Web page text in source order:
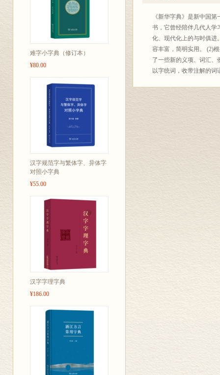
难字小字典（修订本）
¥80.00
汉字规范字与繁体字、异体字
对照小字典
¥55.00
汉字字理字典
¥186.00
《新华字典》是新中国
书，它曾经陪伴几代人学
化、现代化上的与时俱进
容丰富，简明实用。 (2)
了一些新的义项、词汇、
以字统词，收带注解的词